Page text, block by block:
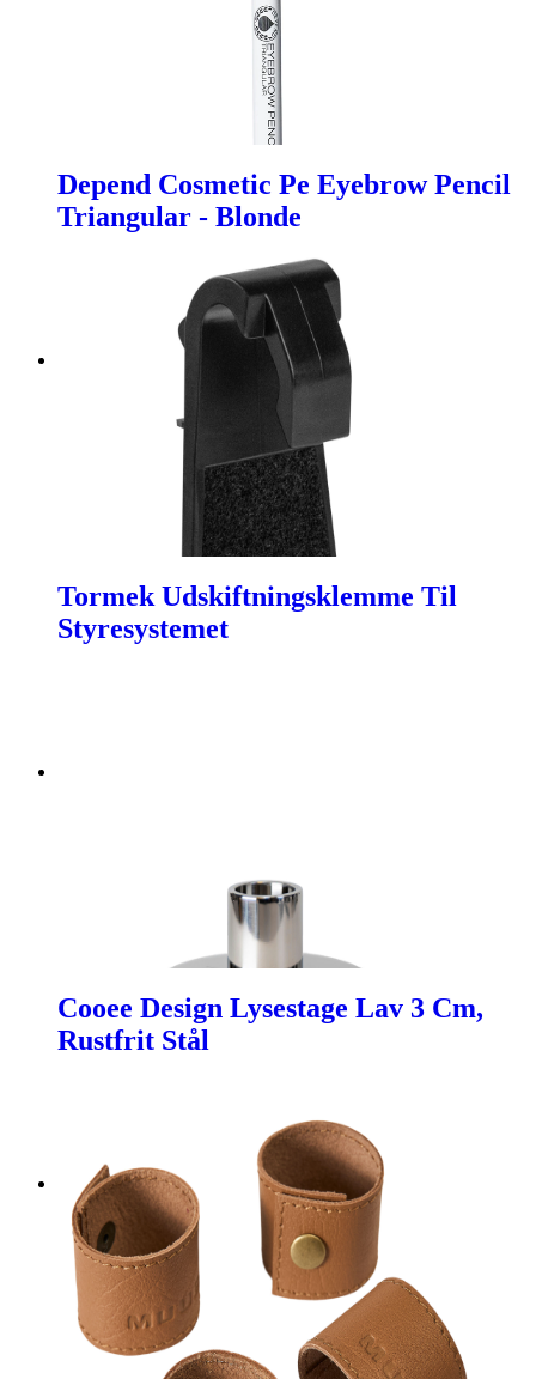
Depend Cosmetic Pe Eyebrow Pencil
Triangular - Blonde
Tormek Udskiftningsklemme Til
Styresystemet
Cooee Design Lysestage Lav 3 Cm,
Rustfrit Stål